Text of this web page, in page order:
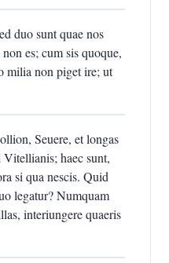
duo sunt quae nos
es; cum sis quoque,
milia non piget ire; ut
Seuere, et longas
Vitellianis; haec sunt,
si qua nescis. Quid
legatur? Numquam
interiungere quaeris